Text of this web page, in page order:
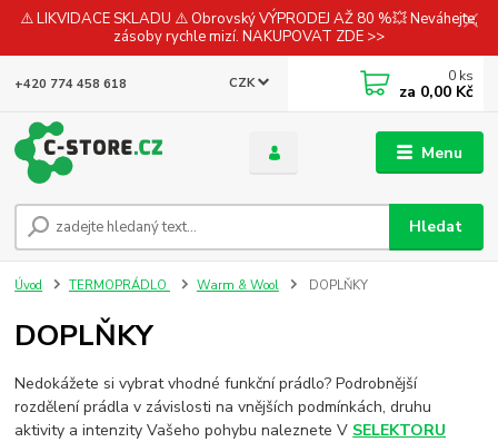
⚠️ LIKVIDACE SKLADU ⚠️ Obrovský VÝPRODEJ AŽ 80 %💥 Neváhejte,
zásoby rychle mizí. NAKUPOVAT ZDE >>
Menu
CZK
Hledat
+420 774 458 618 0 ks
za 0,00 Kč
Úvod TERMOPRÁDLO Warm & Wool DOPLŇKY
DOPLŇKY
Nedokážete si vybrat vhodné funkční prádlo? Podrobnější
rozdělení prádla v závislosti na vnějších podmínkách, druhu
aktivity a intenzity Vašeho pohybu naleznete V SELEKTORU